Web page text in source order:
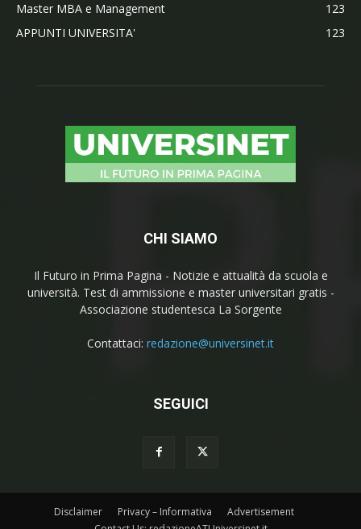
Master MBA e Management
123
APPUNTI UNIVERSITA'
123
CHI SIAMO
Il Futuro in Prima Pagina - Notizie e attualità da scuola e
università. Test di ammissione e master universitari gratis -
Associazione studentesca La Sorgente
Contattaci: redazione@universinet.it
SEGUICI
Disclaimer Privacy – Informativa
Advertisement